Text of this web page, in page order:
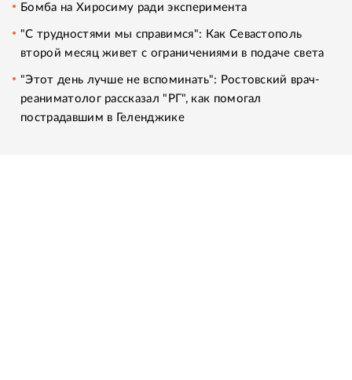
Бомба на Хиросиму ради эксперимента
"С трудностями мы справимся": Как Севастополь
второй месяц живет с ограничениями в подаче света
"Этот день лучше не вспоминать": Ростовский врач-
реаниматолог рассказал "РГ", как помогал
пострадавшим в Геленджике